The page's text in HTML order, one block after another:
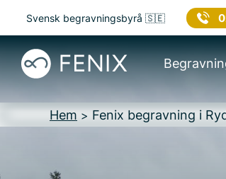
Svensk begravningsbyrå 🇸🇪
Hem > Fenix begravning i